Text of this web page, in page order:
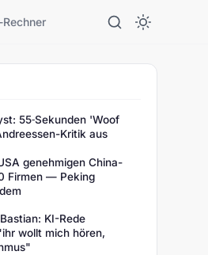
55‑Sekunden 'Woof
Kritik aus
genehmigen China-
Firmen — Peking
KI-Rede
wollt mich hören,